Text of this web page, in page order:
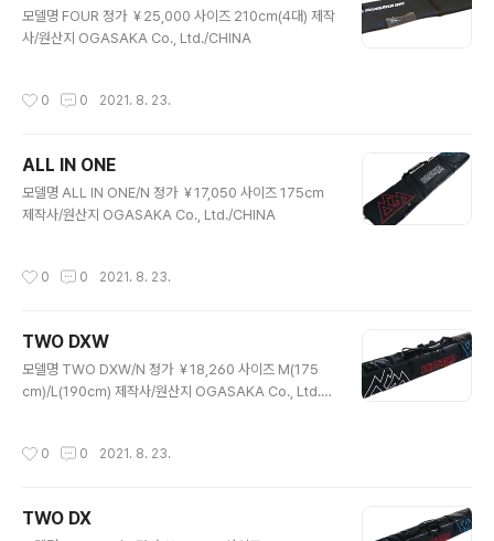
모델명 FOUR 정가 ￥25,000 사이즈 210㎝(4대) 제작
사/원산지 OGASAKA Co., Ltd./CHINA
0 0 2021. 8. 23.
ALL IN ONE
모델명 ALL IN ONE/N 정가 ￥17,050 사이즈 175㎝
제작사/원산지 OGASAKA Co., Ltd./CHINA
0 0 2021. 8. 23.
TWO DXW
모델명 TWO DXW/N 정가 ￥18,260 사이즈 M(175
㎝)/L(190㎝) 제작사/원산지 OGASAKA Co., Ltd./C
0 0 2021. 8. 23.
TWO DX